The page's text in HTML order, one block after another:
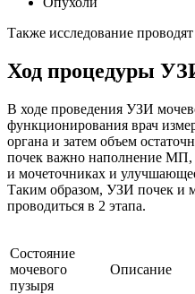
Также исследование
Ход процедуры
В ходе проведения УЗИ
функционирования врач
органа и затем объем
почек важно наполнение МП,
и мочеточниках и
Таким образом, УЗИ почек и
проводиться в 2 этапа.
Состояние
мочевого
пузыря
Описание